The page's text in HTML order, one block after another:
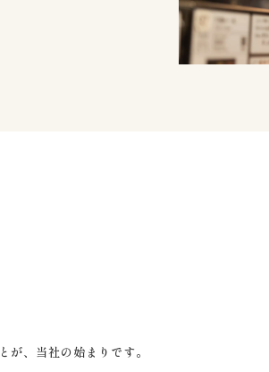
、当社の始まりです。